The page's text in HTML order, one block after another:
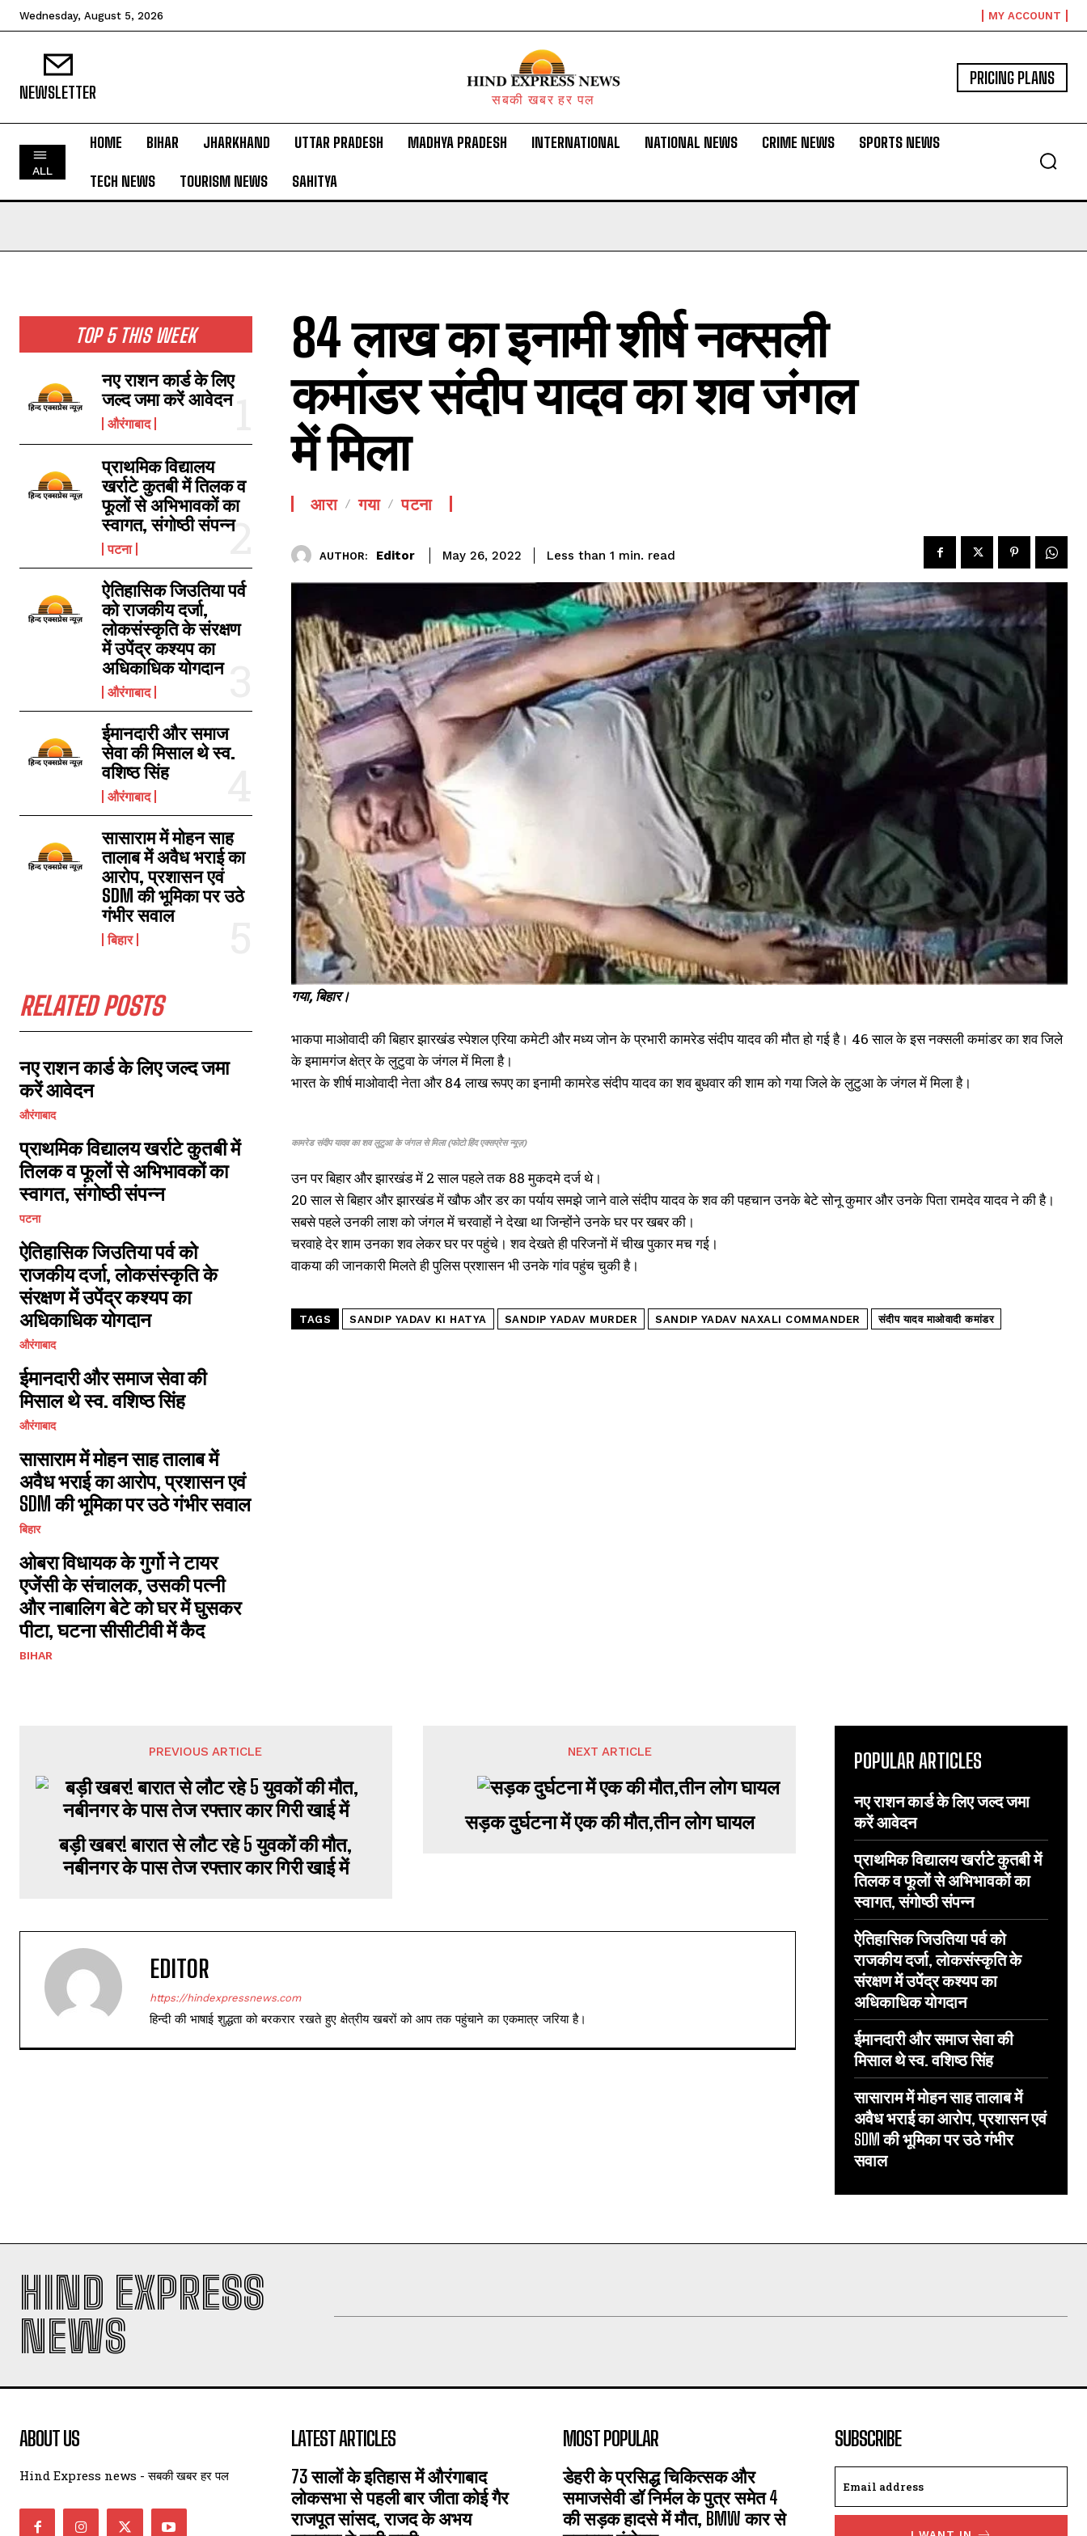
I WANT IN
BIHAR
NATIONAL NEWS
CRIME NEWS
SPORTS NEWS
TECH NEWS
TOURISM NEWS
माओवादी नेता विनय यादव गिरफ्तार, साथ में 4 अन्य भी गिरफ्तार
September 21, 2022
In "औरंगाबाद"
जेल में रहने के बावजूद जेआरएफ में लहराया परचम, 99 परसेंटाइल अंक लाकर किया जिले
का नाम रौशन
November 10, 2022
In "औरंगाबाद"
लेवी नहीं मिलने पर जेसीबी मशीन में आग लगाने वाले 1 लाख का इनामी नक्सली गिरफ्तार,
ईट भट्ठा और पेट्रोल पंप पर था आतंक
July 18, 2024
Wednesday, August 5, 2026 MY ACCOUNT
NEWSLETTER सबकी खबर हर पल
PRICING PLANS
ALL
HOME BIHAR JHARKHAND UTTAR PRADESH MADHYA PRADESH INTERNATIONAL NATIONAL NEWS CRIME NEWS SPORTS NEWS
TECH NEWS TOURISM NEWS SAHITYA
TOP 5 THIS WEEK
नए राशन कार्ड के लिए
जल्द जमा करें आवेदन
औरंगाबाद
प्राथमिक विद्यालय
खर्राटे कुतबी में तिलक व
फूलों से अभिभावकों का
स्वागत, संगोष्ठी संपन्न
पटना
ऐतिहासिक जिउतिया पर्व
को राजकीय दर्जा,
लोकसंस्कृति के संरक्षण
में उपेंद्र कश्यप का
अधिकाधिक योगदान
औरंगाबाद
ईमानदारी और समाज
सेवा की मिसाल थे स्व.
वशिष्ठ सिंह
औरंगाबाद
सासाराम में मोहन साह
तालाब में अवैध भराई का
आरोप, प्रशासन एवं
SDM की भूमिका पर उठे
गंभीर सवाल
बिहार
RELATED POSTS
नए राशन कार्ड के लिए जल्द जमा
करें आवेदन
औरंगाबाद
प्राथमिक विद्यालय खर्राटे कुतबी में
तिलक व फूलों से अभिभावकों का
स्वागत, संगोष्ठी संपन्न
पटना
ऐतिहासिक जिउतिया पर्व को
राजकीय दर्जा, लोकसंस्कृति के
संरक्षण में उपेंद्र कश्यप का
अधिकाधिक योगदान
औरंगाबाद
ईमानदारी और समाज सेवा की
मिसाल थे स्व. वशिष्ठ सिंह
औरंगाबाद
सासाराम में मोहन साह तालाब में
अवैध भराई का आरोप, प्रशासन एवं
SDM की भूमिका पर उठे गंभीर सवाल
बिहार
ओबरा विधायक के गुर्गो ने टायर
एजेंसी के संचालक, उसकी पत्नी
और नाबालिग बेटे को घर में घुसकर
पीटा, घटना सीसीटीवी में कैद
BIHAR
84 लाख का इनामी शीर्ष नक्सली
कमांडर संदीप यादव का शव जंगल
में मिला
आरा गया पटना
AUTHOR: Editor May 26, 2022 Less than 1 min. read
गया, बिहार।
भाकपा माओवादी की बिहार झारखंड स्पेशल एरिया कमेटी और मध्य जोन के प्रभारी कामरेड संदीप यादव की मौत हो गई है। 46 साल के इस नक्सली कमांडर का शव जिले
के इमामगंज क्षेत्र के लुटुवा के जंगल में मिला है।
भारत के शीर्ष माओवादी नेता और 84 लाख रूपए का इनामी कामरेड संदीप यादव का शव बुधवार की शाम को गया जिले के लुटुआ के जंगल में मिला है।
कामरेड संदीप यादव का शव लुटुआ के जंगल से मिला (फोटो हिंद एक्सप्रेस न्यूज़)
उन पर बिहार और झारखंड में 2 साल पहले तक 88 मुकदमे दर्ज थे।
20 साल से बिहार और झारखंड में खौफ और डर का पर्याय समझे जाने वाले संदीप यादव के शव की पहचान उनके बेटे सोनू कुमार और उनके पिता रामदेव यादव ने की है।
सबसे पहले उनकी लाश को जंगल में चरवाहों ने देखा था जिन्होंने उनके घर पर खबर की।
चरवाहे देर शाम उनका शव लेकर घर पर पहुंचे। शव देखते ही परिजनों में चीख पुकार मच गई।
वाकया की जानकारी मिलते ही पुलिस प्रशासन भी उनके गांव पहुंच चुकी है।
TAGS SANDIP YADAV KI HATYA SANDIP YADAV MURDER SANDIP YADAV NAXALI COMMANDER संदीप यादव माओवादी कमांडर
PREVIOUS ARTICLE
बड़ी खबर! बारात से लौट रहे 5 युवकों की मौत,
नबीनगर के पास तेज रफ्तार कार गिरी खाई में
NEXT ARTICLE
सड़क दुर्घटना में एक की मौत,तीन लोग घायल
EDITOR
https://hindexpressnews.com
हिन्दी की भाषाई शुद्धता को बरकरार रखते हुए क्षेत्रीय खबरों को आप तक पहुंचाने का एकमात्र जरिया है।
POPULAR ARTICLES
नए राशन कार्ड के लिए जल्द जमा
करें आवेदन
प्राथमिक विद्यालय खर्राटे कुतबी में
तिलक व फूलों से अभिभावकों का
स्वागत, संगोष्ठी संपन्न
ऐतिहासिक जिउतिया पर्व को
राजकीय दर्जा, लोकसंस्कृति के
संरक्षण में उपेंद्र कश्यप का
अधिकाधिक योगदान
ईमानदारी और समाज सेवा की
मिसाल थे स्व. वशिष्ठ सिंह
सासाराम में मोहन साह तालाब में
अवैध भराई का आरोप, प्रशासन एवं
SDM की भूमिका पर उठे गंभीर
सवाल
HIND EXPRESS
NEWS
ABOUT US
Hind Express news - सबकी खबर हर पल
LATEST ARTICLES
73 सालों के इतिहास में औरंगाबाद
लोकसभा से पहली बार जीता कोई गैर
राजपूत सांसद, राजद के अभय
MOST POPULAR
डेहरी के प्रसिद्ध चिकित्सक और
समाजसेवी डॉ निर्मल के पुत्र समेत 4
की सड़क हादसे में मौत, BMW कार से
SUBSCRIBE